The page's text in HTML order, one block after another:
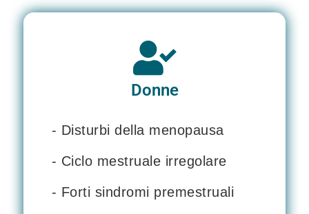
Donne
- Disturbi della menopausa
- Ciclo mestruale irregolare
- Forti sindromi premestruali